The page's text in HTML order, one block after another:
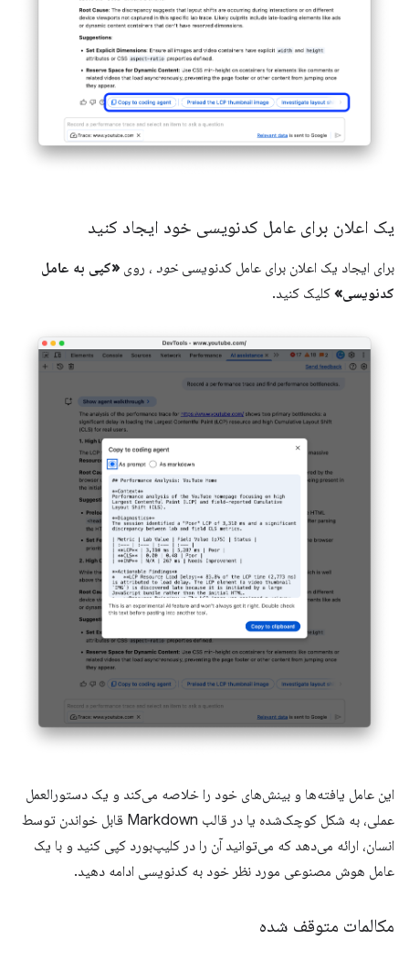
یک اعلان برای عامل کدنویسی خود ایجاد کنید
برای ایجاد یک اعلان برای عامل کدنویسی خود ، روی «کپی به عامل
کدنویسی» کلیک کنید.
این عامل یافته‌ها و بینش‌های خود را خلاصه می‌کند و یک دستورالعمل
عملی، به شکل کوچک‌شده یا در قالب Markdown قابل خواندن توسط
انسان، ارائه می‌دهد که می‌توانید آن را در کلیپ‌بورد کپی کنید و با یک
عامل هوش مصنوعی مورد نظر خود به کدنویسی ادامه دهید.
مکالمات متوقف شده